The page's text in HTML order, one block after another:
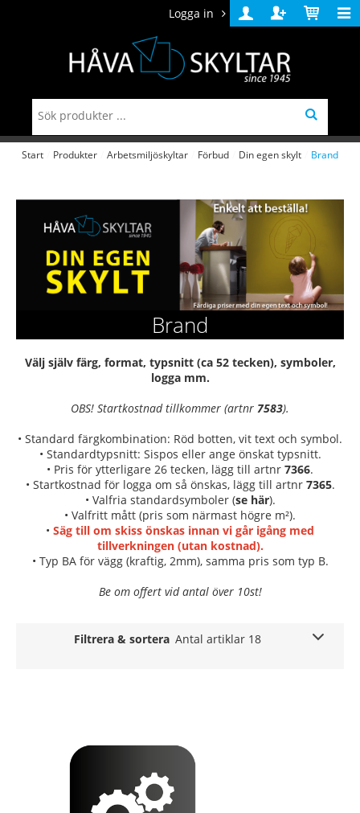
Logga in
Logga
in
Skapa
konto
Varukorg
Start Produkter Arbetsmiljöskyltar Förbud Din egen skylt Brand
Brand
Välj själv färg, format, typsnitt (ca 52 tecken), symboler,
logga mm.
OBS! Startkostnad tillkommer (artnr 7583).
• Standard färgkombination: Röd botten, vit text och symbol.
• Standardtypsnitt: Sispos eller ange önskat typsnitt.
• Pris för ytterligare 26 tecken, lägg till artnr 7366.
• Startkostnad för logga om så önskas, lägg till artnr 7365.
• Valfria standardsymboler (se här).
• Valfritt mått (pris som närmast högre m²).
• Säg till om skiss önskas innan vi går igång med
tillverkningen (utan kostnad).
• Typ BA för vägg (kraftig, 2mm), samma pris som typ B.
Be om offert vid antal över 10st!
Filtrera & sortera Antal artiklar 18